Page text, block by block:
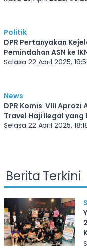
Politik
DPR Pertanyakan
Pemindahan ASN ke
Krusial untuk Tarik
Selasa 22 April 2025,
News
DPR Komisi VIII Aprozi
Travel Haji Ilegal yang
Selasa 22 April 2025,
Berita Terkini